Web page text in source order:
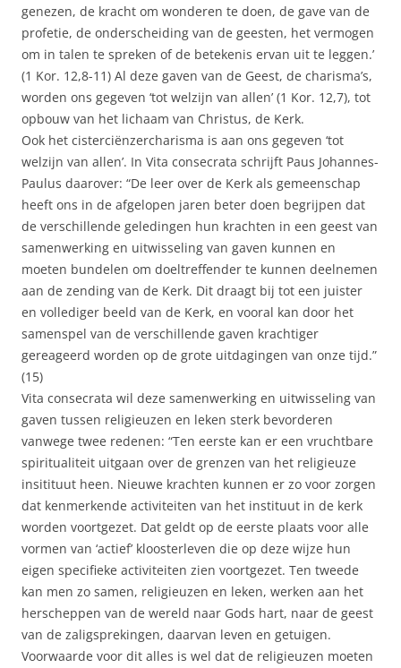
genezen, de kracht om wonderen te doen, de gave van de
profetie, de onderscheiding van de geesten, het vermogen
om in talen te spreken of de betekenis ervan uit te leggen.’
(1 Kor. 12,8-11) Al deze gaven van de Geest, de charisma’s,
worden ons gegeven ‘tot welzijn van allen’ (1 Kor. 12,7), tot
opbouw van het lichaam van Christus, de Kerk.
Ook het cisterciënzercharisma is aan ons gegeven ‘tot
welzijn van allen’. In Vita consecrata schrijft Paus Johannes-
Paulus daarover: “De leer over de Kerk als gemeenschap
heeft ons in de afgelopen jaren beter doen begrijpen dat
de verschillende geledingen hun krachten in een geest van
samenwerking en uitwisseling van gaven kunnen en
moeten bundelen om doeltreffender te kunnen deelnemen
aan de zending van de Kerk. Dit draagt bij tot een juister
en vollediger beeld van de Kerk, en vooral kan door het
samenspel van de verschillende gaven krachtiger
gereageerd worden op de grote uitdagingen van onze tijd.”
(15)
Vita consecrata wil deze samenwerking en uitwisseling van
gaven tussen religieuzen en leken sterk bevorderen
vanwege twee redenen: “Ten eerste kan er een vruchtbare
spiritualiteit uitgaan over de grenzen van het religieuze
insitituut heen. Nieuwe krachten kunnen er zo voor zorgen
dat kenmerkende activiteiten van het instituut in de kerk
worden voortgezet. Dat geldt op de eerste plaats voor alle
vormen van ‘actief’ kloosterleven die op deze wijze hun
eigen specifieke activiteiten zien voortgezet. Ten tweede
kan men zo samen, religieuzen en leken, werken aan het
herscheppen van de wereld naar Gods hart, naar de geest
van de zaligsprekingen, daarvan leven en getuigen.
Voorwaarde voor dit alles is wel dat de religieuzen moeten